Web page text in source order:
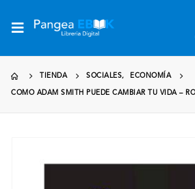
TIENDA SOCIALES, ECONOMÍA
COMO ADAM SMITH PUEDE CAMBIAR TU VIDA –